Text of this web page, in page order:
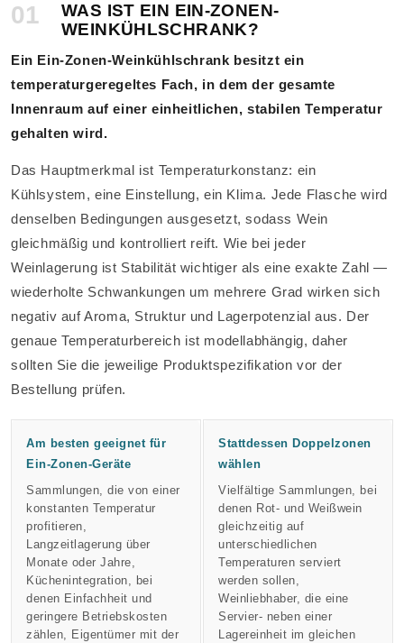
01
WAS IST EIN EIN-ZONEN-
WEINKÜHLSCHRANK?
Ein Ein-Zonen-Weinkühlschrank besitzt ein
temperaturgeregeltes Fach, in dem der gesamte
Innenraum auf einer einheitlichen, stabilen Temperatur
gehalten wird.
Das Hauptmerkmal ist Temperaturkonstanz: ein
Kühlsystem, eine Einstellung, ein Klima. Jede Flasche wird
denselben Bedingungen ausgesetzt, sodass Wein
gleichmäßig und kontrolliert reift. Wie bei jeder
Weinlagerung ist Stabilität wichtiger als eine exakte Zahl —
wiederholte Schwankungen um mehrere Grad wirken sich
negativ auf Aroma, Struktur und Lagerpotenzial aus. Der
genaue Temperaturbereich ist modellabhängig, daher
sollten Sie die jeweilige Produktspezifikation vor der
Bestellung prüfen.
Am besten geeignet für
Ein-Zonen-Geräte
Sammlungen, die von einer
konstanten Temperatur
profitieren,
Langzeitlagerung über
Monate oder Jahre,
Küchenintegration, bei
denen Einfachheit und
geringere Betriebskosten
zählen, Eigentümer mit der
Stattdessen Doppelzonen
wählen
Vielfältige Sammlungen, bei
denen Rot- und Weißwein
gleichzeitig auf
unterschiedlichen
Temperaturen serviert
werden sollen,
Weinliebhaber, die eine
Servier- neben einer
Lagereinheit im gleichen